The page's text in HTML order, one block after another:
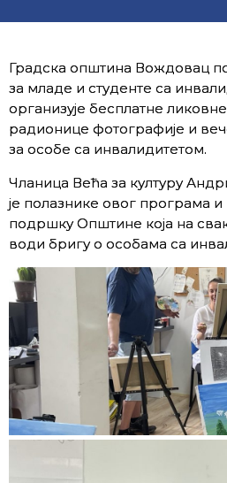
Градска општина Вождовац
за младе и студенте са
организује бесплатне
радионице фотографије и
за особе са инвалидитетом.
Чланица Већа за културу
је полазнике овог програма
подршку Општине која на
води бригу о особама са